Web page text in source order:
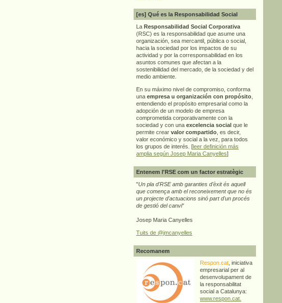
[es] Qué es la Responsabilidad Social
La Responsabilidad Social Corporativa
(RSC) es la responsabilidad que asume una
organización, sea mercantil, pública o social,
hacia la sociedad por los impactos de su
actividad y por la corresponsabilidad en los
asuntos comunes que afectan a la
sostenibilidad del mercado, de la sociedad y del
medio ambiente.
En su máximo nivel de compromiso, conforma
una empresa u organización con propósito
entendiendo el propósito empresarial como la
adopción de un modelo de empresa
comprometida corporativamente con la
sociedad y con una excelencia social que le
permite crear valor compartido , es decir,
valor económico y social a la vez, para todos
los grupos de interés. [leer definición más
amplia según Josep Maria Canyelles]
Entenem l'RSE com un factor estratègic
"Un pla d'RSE amb garanties d'èxit és aquell
que comença amb el reconeixement que no és
un projecte d'actuacions sinó part d'un procés
de gestió del canvi"
Josep Maria Canyelles
Tuits de @jmcanyelles
Recomanem
Respon.cat , iniciativa
empresarial per al
desenvolupament de
la responsabilitat
social a Catalunya:
www.respon.cat.